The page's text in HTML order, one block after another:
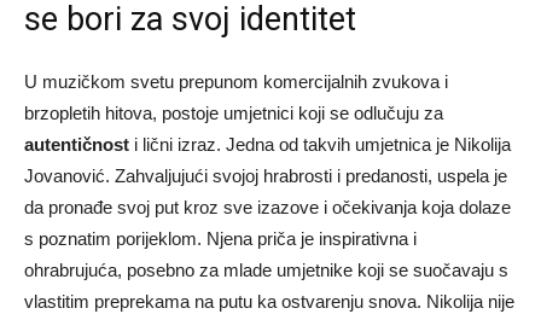
se bori za svoj identitet
U muzičkom svetu prepunom komercijalnih zvukova i
brzopletih hitova, postoje umjetnici koji se odlučuju za
autentičnost i lični izraz. Jedna od takvih umjetnica je Nikolija
Jovanović. Zahvaljujući svojoj hrabrosti i predanosti, uspela je
da pronađe svoj put kroz sve izazove i očekivanja koja dolaze
s poznatim porijeklom. Njena priča je inspirativna i
ohrabrujuća, posebno za mlade umjetnike koji se suočavaju s
vlastitim preprekama na putu ka ostvarenju snova. Nikolija nije